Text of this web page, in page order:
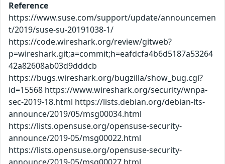
Reference
https://www.suse.com/support/update/announcemen
t/2019/suse-su-20191038-1/
https://code.wireshark.org/review/gitweb?
p=wireshark.git;a=commit;h=eafdcfa4b6d5187a53264
42a82608ab03d9dddcb
https://bugs.wireshark.org/bugzilla/show_bug.cgi?
id=15568 https://www.wireshark.org/security/wnpa-
sec-2019-18.html https://lists.debian.org/debian-lts-
announce/2019/05/msg00034.html
https://lists.opensuse.org/opensuse-security-
announce/2019-05/msg00022.html
https://lists.opensuse.org/opensuse-security-